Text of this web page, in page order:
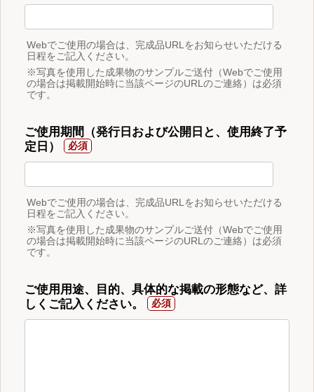
Webでご使用の場合は、完成品URLをお知らせいただける
日程をご記入ください。
※写真を使用した成果物のサンプルご送付（Webでご使用
の場合は掲載開始時に当該ページのURLのご連絡）は必須
です。
ご使用期間（発行日および公開日と、使用終了予
定日）
Webでご使用の場合は、完成品URLをお知らせいただける
日程をご記入ください。
※写真を使用した成果物のサンプルご送付（Webでご使用
の場合は掲載開始時に当該ページのURLのご連絡）は必須
です。
ご使用用途、目的、具体的な掲載の形態など、詳
しくご記入ください。